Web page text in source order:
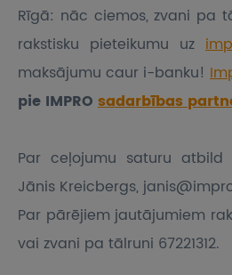
Rīgā: nāc ciemos, zvani pa
rakstisku pieteikumu uz
maksājumu caur i-banku!
pie IMPRO sadarbības
Par ceļojumu saturu atbild
Jānis Kreicbergs,
Par pārējiem jautājumiem
vai zvani pa tālruni 67221312.